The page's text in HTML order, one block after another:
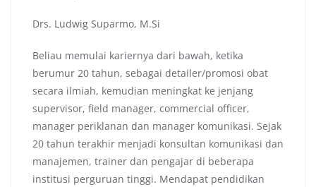
Drs. Ludwig Suparmo, M.Si
Beliau memulai kariernya dari bawah, ketika
berumur 20 tahun, sebagai detailer/promosi obat
secara ilmiah, kemudian meningkat ke jenjang
supervisor, field manager, commercial officer,
manager periklanan dan manager komunikasi. Sejak
20 tahun terakhir menjadi konsultan komunikasi dan
manajemen, trainer dan pengajar di beberapa
institusi perguruan tinggi. Mendapat pendidikan